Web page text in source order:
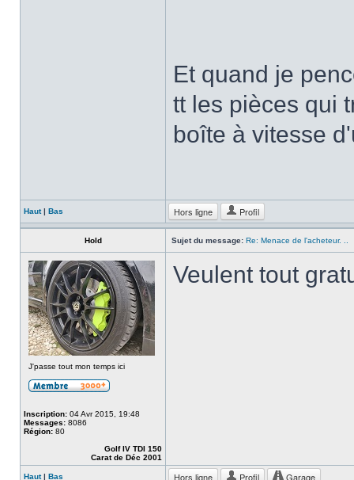
Et quand je
tt les pièces qui
boîte à vitesse
Haut| Bas Hors ligne Profil
Hold Sujet du message: Re: Menace de l'acheteur. ..
J'passe tout mon temps ici
Inscription: 04 Avr 2015, 19:48
Messages: 8086
Région: 80
Golf IV TDI 150
Carat de Déc 2001
Veulent tout
Haut| Bas Hors ligne Profil Garage